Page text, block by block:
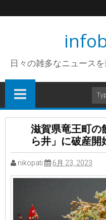
日々の雑多なニュース
滋賀県竜王町の
ら井」に破産開
nikopati 6月 23, 2023